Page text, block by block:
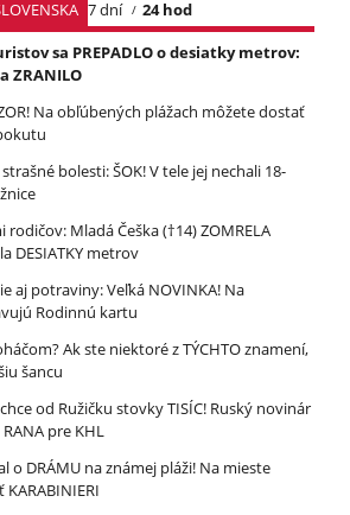
7 dní
24 hod
sa PREPADLO o desiatky metrov:
ZRANILO
Na obľúbených plážach môžete dostať
bolesti: ŠOK! V tele jej nechali 18-
rodičov: Mladá Češka (†14) ZOMRELA
DESIATKY metrov
aj potraviny: Veľká NOVINKA! Na
Rodinnú kartu
Ak ste niektoré z TÝCHTO znamení,
šancu
od Ružičku stovky TISÍC! Ruský novinár
RANA pre KHL
o DRÁMU na známej pláži! Na mieste